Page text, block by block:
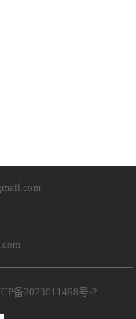
备2023011498号-2